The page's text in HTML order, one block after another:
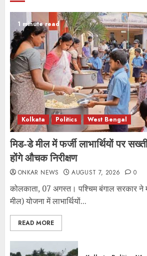
1 minute read
Kolkata Politics West Bengal
मिड-डे मील में फर्जी लाभार्थियों पर
होंगे औचक निरीक्षण
ONKAR NEWS AUGUST 7, 2026 0
कोलकाता, 07 अगस्त। पश्चिम बंगाल सरकार ने
मील) योजना में लाभार्थियों...
READ MORE